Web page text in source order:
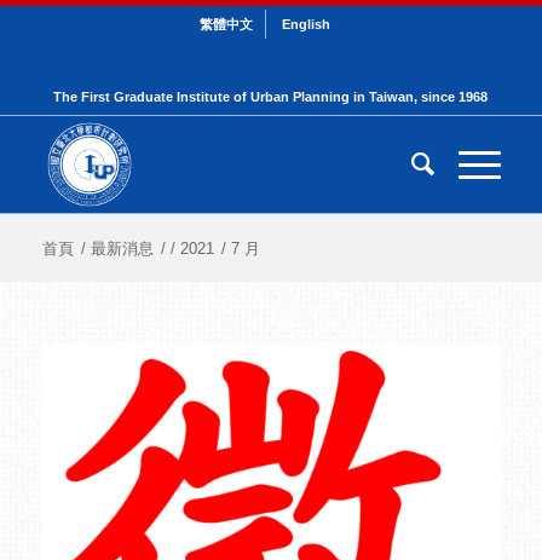
繁體中文 English
The First Graduate Institute of Urban Planning in Taiwan, since 1968
首頁 / 最新消息 / / 2021 / 7 月